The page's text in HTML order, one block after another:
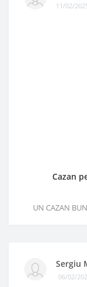
11/02/
Cazan
UN CAZAN
Sergiu
06/02/